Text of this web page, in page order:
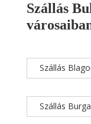
Szállás
Szállás
Szállás